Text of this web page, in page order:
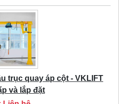
trục quay áp cột - VKLIFT
và lắp đặt